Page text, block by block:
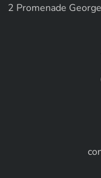
2 Promenade